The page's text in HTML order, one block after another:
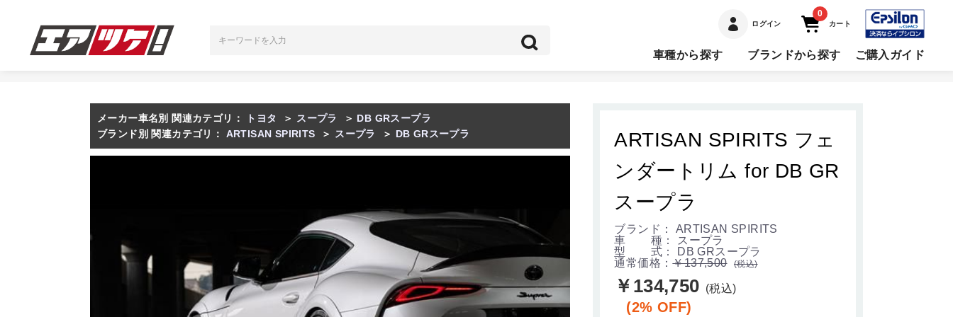
ログイン
0
カート
車種から探す ブランドから探す ご購入ガイド
メーカー車名別 関連カテゴリ： トヨタ ＞ スープラ ＞ DB GRスープラ
ブランド別 関連カテゴリ：
ARTISAN SPIRITS ＞ スープラ ＞ DB GRスープラ
ARTISAN SPIRITS フェ
ンダートリム for DB GR
スープラ
ブランド： ARTISAN SPIRITS
車 種： スープラ
型 式： DB GRスープラ
通常価格：￥137,500 (税込)
￥134,750 (税込)
(2% OFF)